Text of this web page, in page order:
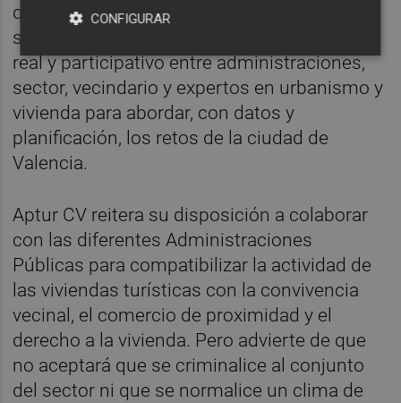
que alimenta la confrontación social, y que
se pongan en marcha espacios de diálogo
real y participativo entre administraciones,
sector, vecindario y expertos en urbanismo y
vivienda para abordar, con datos y
planificación, los retos de la ciudad de
Valencia.
Aptur CV reitera su disposición a colaborar
con las diferentes Administraciones
Públicas para compatibilizar la actividad de
las viviendas turísticas con la convivencia
vecinal, el comercio de proximidad y el
derecho a la vivienda. Pero advierte de que
no aceptará que se criminalice al conjunto
del sector ni que se normalice un clima de
CONFIGURAR